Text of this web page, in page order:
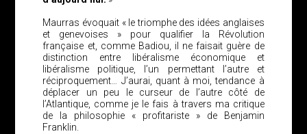
Maurras évoquait « le triomphe des idées anglaises
et genevoises » pour qualifier la Révolution
française et, comme Badiou, il ne faisait guère de
distinction entre libéralisme économique et
libéralisme politique, l’un permettant l’autre et
réciproquement… J’aurai, quant à moi, tendance à
déplacer un peu le curseur de l’autre côté de
l’Atlantique, comme je le fais à travers ma critique
de la philosophie « profitariste » de Benjamin
Franklin.